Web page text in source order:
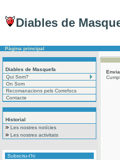
Diables de
Pàgina principal
Diables de Masquefa
Qui Som?
On Som
Recomanacions pels Correfocs
Contacte
Historial
Les nostres notícies
Les nostres activitats
Subscriu-t'hi